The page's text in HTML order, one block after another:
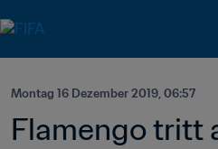
Montag 16 Dezember 2019, 06:57
Flamengo tritt